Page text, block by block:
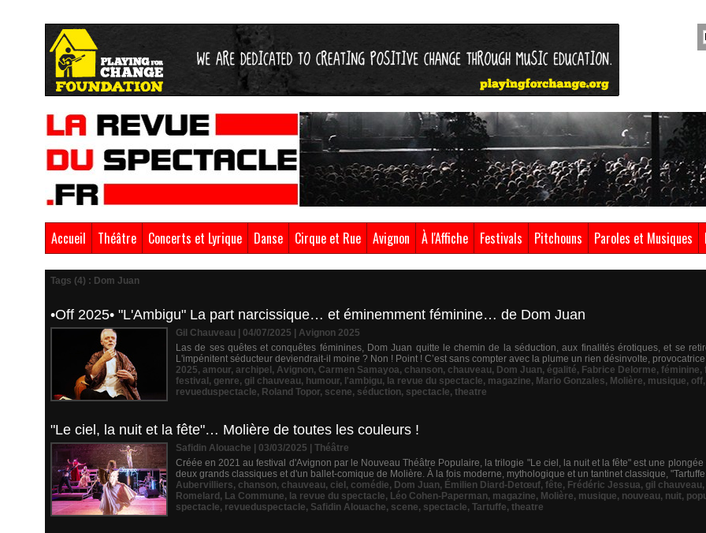
Accueil Théâtre Concerts et Lyrique Danse Cirque et Rue Avignon À l'Affiche Festivals Pitchouns Paroles et Musiques
Tags (4) : Dom Juan
•Off 2025• "L'Ambigu" La part narcissique… et éminemment féminine… de Dom Juan
Gil Chauveau | 04/07/2025
Avignon 2025
Las de ses quêtes et conquêtes féminines, Dom Juan quitte le chemin de la séduction, aux finalités érotiques, et se
L'impénitent séducteur deviendrait-il moine ? Non ! Point ! C’est sans compter avec la plume un rien désinvolte,
2025, amour, archipel , Avignon, Carmen Samayoa, chanson, chauveau, Dom Juan, égalité, Fabrice Delorme, féminine,
festival , genre, gil chauveau, humour, l'ambigu, la revue du spectacle, magazine, Mario Gonzales, Molière, musique, off,
revueduspectacle, Roland Topor, scene, séduction, spectacle, theatre
"Le ciel, la nuit et la fête"… Molière de toutes les couleurs !
Safidin Alouache | 03/03/2025
Théâtre
Créée en 2021 au festival d'Avignon par le Nouveau Théâtre Populaire, la trilogie "Le ciel, la nuit et la fête" est une plongée
deux grands classiques et d'un ballet-comique de Molière. À la fois moderne, mythologique et un tantinet classique,
Aubervilliers, chanson, chauveau, ciel , comédie, Dom Juan, Émilien Diard-Detœuf, fête, Frédéric Jessua, gil chauveau,
Romelard , La Commune, la revue du spectacle, Léo Cohen-Paperman, magazine, Molière, musique, nouveau, nuit,
spectacle, revueduspectacle, Safidin Alouache, scene, spectacle, Tartuffe, theatre